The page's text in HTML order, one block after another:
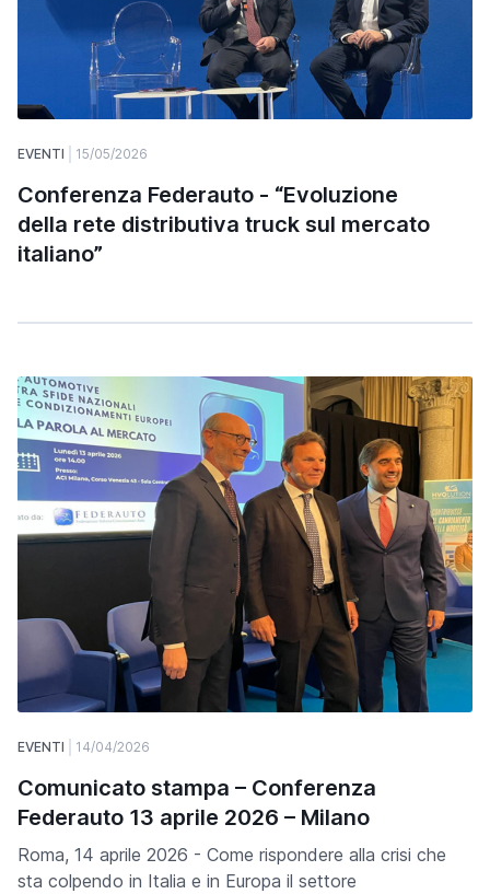
EVENTI 15/05/2026
Conferenza Federauto - “Evoluzione
della rete distributiva truck sul mercato
italiano”
EVENTI 14/04/2026
Comunicato stampa – Conferenza
Federauto 13 aprile 2026 – Milano
Roma, 14 aprile 2026 - Come rispondere alla crisi che
sta colpendo in Italia e in Europa il settore